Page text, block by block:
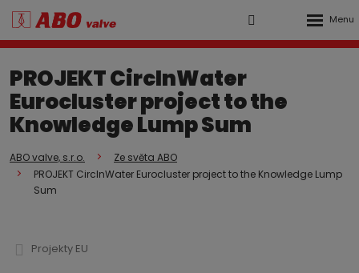
Vyhledávání
Přihlášení
zóny
menu
PROJEKT CircInWater
Eurocluster project to the
Knowledge Lump Sum
ABO valve, s.r.o.
Ze světa ABO
PROJEKT CircInWater Eurocluster project to the Knowledge Lump
Sum
Projekty EU